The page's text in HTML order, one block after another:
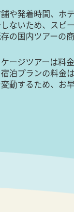
や発着時間、ホ
ないため、スピ
の国内ツアーの
ージツアーは料
泊プランの料金は
動するため、お